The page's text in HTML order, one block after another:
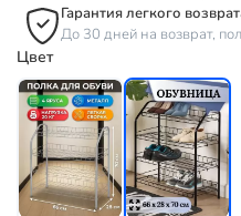
Гарантия легкого
До 30 дней на возврат,
Цвет